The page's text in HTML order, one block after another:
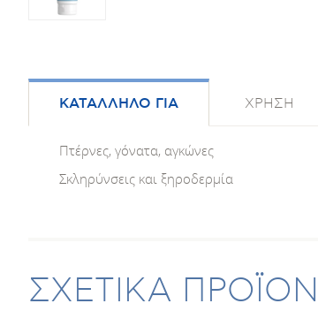
ΚΑΤΑΛΛΗΛΟ ΓΙΑ ΧΡΗΣΗ
Πτέρνες, γόνατα, αγκώνες
Σκληρύνσεις και ξηροδερμία
ΣΧΕΤΙΚΑ